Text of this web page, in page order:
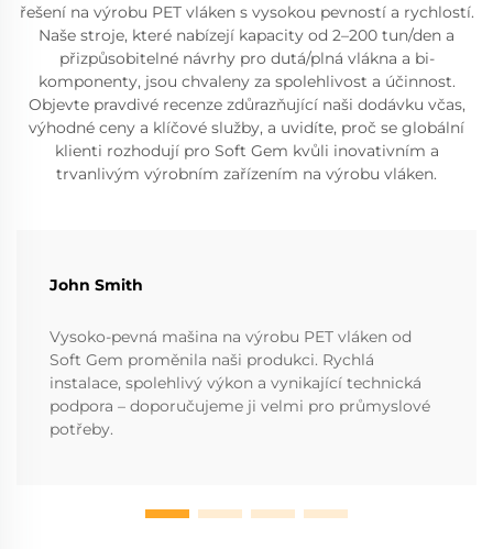
řešení na výrobu PET vláken s vysokou pevností a rychlostí.
Naše stroje, které nabízejí kapacity od 2–200 tun/den a
přizpůsobitelné návrhy pro dutá/plná vlákna a bi-
komponenty, jsou chvaleny za spolehlivost a účinnost.
Objevte pravdivé recenze zdůrazňující naši dodávku včas,
výhodné ceny a klíčové služby, a uvidíte, proč se globální
klienti rozhodují pro Soft Gem kvůli inovativním a
trvanlivým výrobním zařízením na výrobu vláken.
John Smith
Vysoko-pevná mašina na výrobu PET vláken od
Soft Gem proměnila naši produkci. Rychlá
instalace, spolehlivý výkon a vynikající technická
podpora – doporučujeme ji velmi pro průmyslové
potřeby.